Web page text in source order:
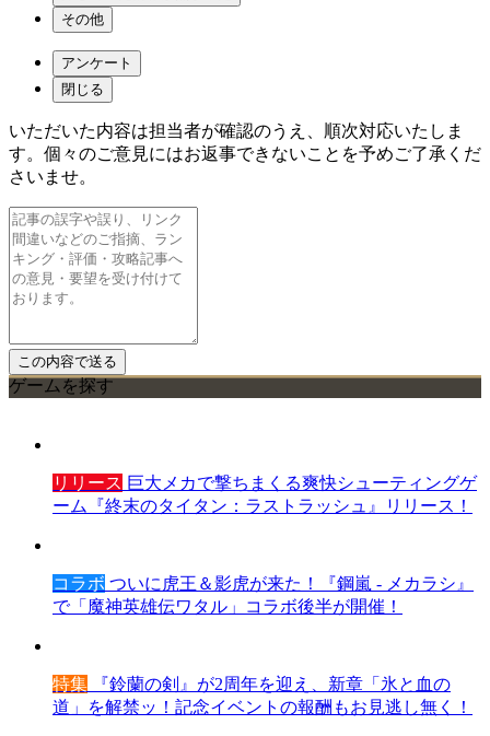
その他
アンケート
閉じる
いただいた内容は担当者が確認のうえ、順次対応いたしま
す。個々のご意見にはお返事できないことを予めご了承くだ
さいませ。
ゲームを探す
リリース 巨大メカで撃ちまくる爽快シューティングゲ
ーム『終末のタイタン：ラストラッシュ』リリース！
コラボ ついに虎王＆影虎が来た！『鋼嵐 - メカラシ』
で「魔神英雄伝ワタル」コラボ後半が開催！
特集 『鈴蘭の剣』が2周年を迎え、新章「氷と血の
道」を解禁ッ！記念イベントの報酬もお見逃し無く！